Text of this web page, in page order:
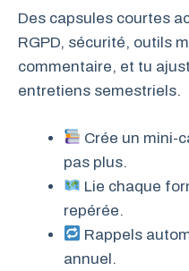
Des capsules courtes
RGPD, sécurité, outils
commentaire, et tu
entretiens semestriels.
Crée un mini-
pas plus.
Lie chaque
repérée.
Rappels
annuel.